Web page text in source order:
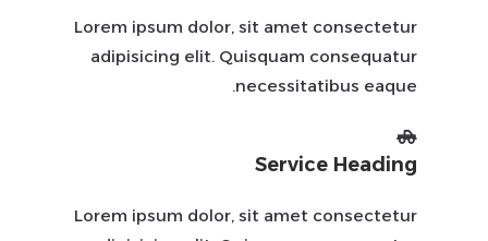
Lorem ipsum dolor, sit amet consectetur
adipisicing elit. Quisquam consequatur
necessitatibus eaque.
Service Heading
Lorem ipsum dolor, sit amet consectetur